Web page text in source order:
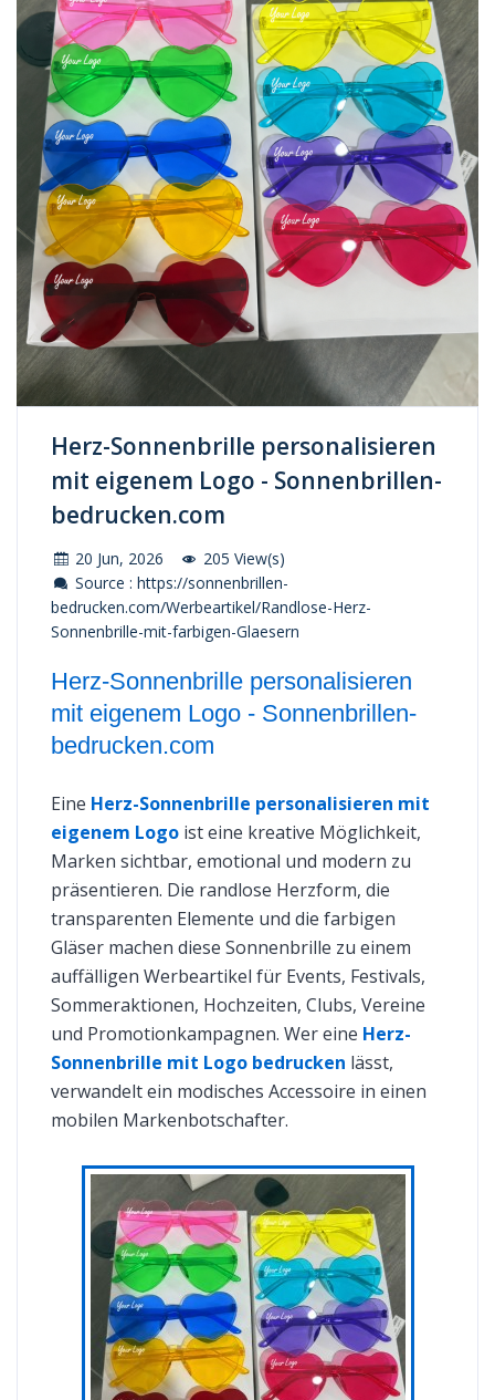
Herz-Sonnenbrille personalisieren
mit eigenem Logo - Sonnenbrillen-
bedrucken.com
20 Jun, 2026
205 View(s)
Source : https://sonnenbrillen-
bedrucken.com/Werbeartikel/Randlose-Herz-
Sonnenbrille-mit-farbigen-Glaesern
Herz-Sonnenbrille personalisieren
mit eigenem Logo - Sonnenbrillen-
bedrucken.com
Eine Herz-Sonnenbrille personalisieren mit
eigenem Logo ist eine kreative Möglichkeit,
Marken sichtbar, emotional und modern zu
präsentieren. Die randlose Herzform, die
transparenten Elemente und die farbigen
Gläser machen diese Sonnenbrille zu einem
auffälligen Werbeartikel für Events, Festivals,
Sommeraktionen, Hochzeiten, Clubs, Vereine
und Promotionkampagnen. Wer eine Herz-
Sonnenbrille mit Logo bedrucken lässt,
verwandelt ein modisches Accessoire in einen
mobilen Markenbotschafter.